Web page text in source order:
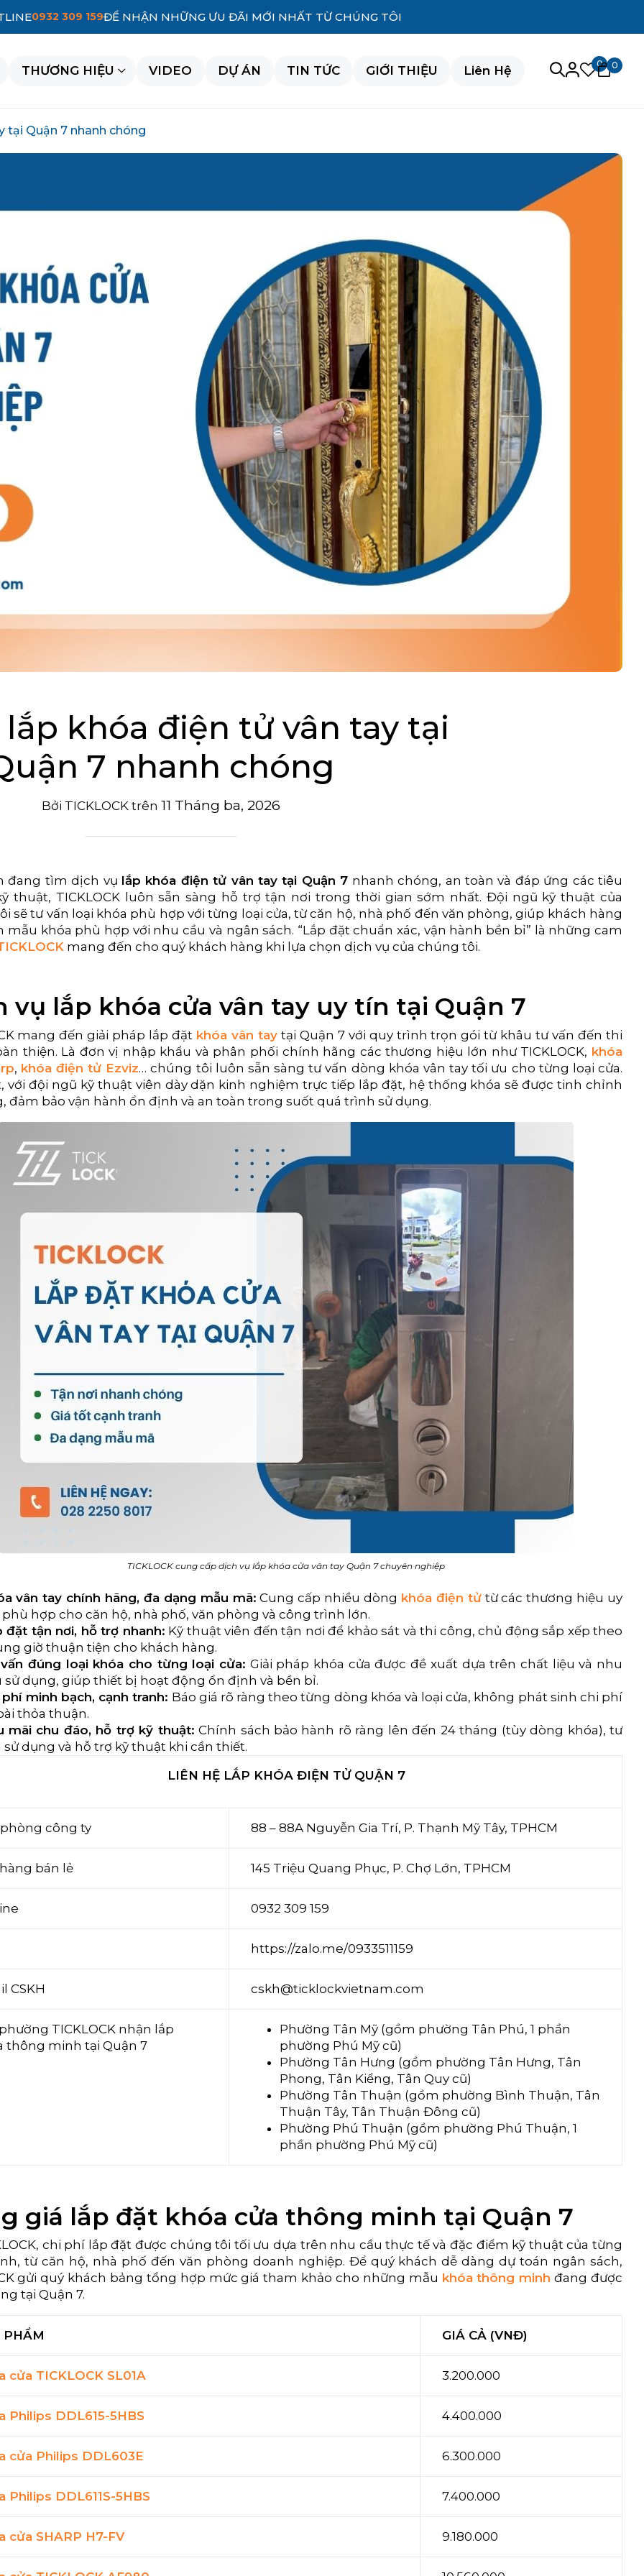
0932 309 159ĐỂ NHẬN NHỮNG ƯU ĐÃI MỚI NHẤT TỪ CHÚNG TÔI
THƯƠNG HIỆU VIDEO DỰ ÁN TIN TỨC GIỚI THIỆU Liên Hệ 0 0
tại Quận 7 nhanh chóng
khóa điện tử vân tay tại
7 nhanh chóng
Bởi TICKLOCK trên 11 Tháng ba, 2026
đang tìm dịch vụ lắp khóa điện tử vân tay tại Quận 7 nhanh chóng, an toàn và đáp ứng các tiêu
thuật, TICKLOCK luôn sẵn sàng hỗ trợ tận nơi trong thời gian sớm nhất. Đội ngũ kỹ thuật của
sẽ tư vấn loại khóa phù hợp với từng loại cửa, từ căn hộ, nhà phố đến văn phòng, giúp khách hàng
mẫu khóa phù hợp với nhu cầu và ngân sách. “Lắp đặt chuẩn xác, vận hành bền bỉ” là những cam
mang đến cho quý khách hàng khi lựa chọn dịch vụ của chúng tôi.
vụ lắp khóa cửa vân tay uy tín tại Quận 7
mang đến giải pháp lắp đặt khóa vân taytại Quận 7 với quy trình trọn gói từ khâu tư vấn đến thi
thiện. Là đơn vị nhập khẩu và phân phối chính hãng các thương hiệu lớn như TICKLOCK, khóa
, khóa điện tử Ezviz… chúng tôi luôn sẵn sàng tư vấn dòng khóa vân tay tối ưu cho từng loại cửa.
với đội ngũ kỹ thuật viên dày dặn kinh nghiệm trực tiếp lắp đặt, hệ thống khóa sẽ được tinh chỉnh
đảm bảo vận hành ổn định và an toàn trong suốt quá trình sử dụng.
TICKLOCK cung cấp dịch vụ lắp khóa cửa vân tay Quận 7 chuyên nghiệp
vân tay chính hãng, đa dạng mẫu mã: Cung cấp nhiều dòng khóa điện tửtừ các thương hiệu uy
hợp cho căn hộ, nhà phố, văn phòng và công trình lớn.
đặt tận nơi, hỗ trợ nhanh: Kỹ thuật viên đến tận nơi để khảo sát và thi công, chủ động sắp xếp theo
giờ thuận tiện cho khách hàng.
đúng loại khóa cho từng loại cửa: Giải pháp khóa cửa được đề xuất dựa trên chất liệu và nhu
sử dụng, giúp thiết bị hoạt động ổn định và bền bỉ.
phí minh bạch, cạnh tranh: Báo giá rõ ràng theo từng dòng khóa và loại cửa, không phát sinh chi phí
thỏa thuận.
mãi chu đáo, hỗ trợ kỹ thuật: Chính sách bảo hành rõ ràng lên đến 24 tháng (tùy dòng khóa), tư
sử dụng và hỗ trợ kỹ thuật khi cần thiết.
LIÊN HỆ LẮP KHÓA ĐIỆN TỬ QUẬN 7
công ty 88 – 88A Nguyễn Gia Trí, P. Thạnh Mỹ Tây, TPHCM
bán lẻ 145 Triệu Quang Phục, P. Chợ Lớn, TPHCM
0932 309 159
https://zalo.me/0933511159
CSKH cskh@ticklockvietnam.com
TICKLOCK nhận lắp
thông minh tại Quận 7
Phường Tân Mỹ (gồm phường Tân Phú, 1 phần
phường Phú Mỹ cũ)
Phường Tân Hưng (gồm phường Tân Hưng, Tân
Phong, Tân Kiểng, Tân Quy cũ)
Phường Tân Thuận (gồm phường Bình Thuận, Tân
Thuận Tây, Tân Thuận Đông cũ)
Phường Phú Thuận (gồm phường Phú Thuận, 1
phần phường Phú Mỹ cũ)
giá lắp đặt khóa cửa thông minh tại Quận 7
chi phí lắp đặt được chúng tôi tối ưu dựa trên nhu cầu thực tế và đặc điểm kỹ thuật của từng
từ căn hộ, nhà phố đến văn phòng doanh nghiệp. Để quý khách dễ dàng dự toán ngân sách,
gửi quý khách bảng tổng hợp mức giá tham khảo cho những mẫu khóa thông minh đang được
tại Quận 7.
PHẨM GIÁ CẢ (VNĐ)
cửa TICKLOCK SL01A 3.200.000
Philips DDL615-5HBS 4.400.000
cửa Philips DDL603E 6.300.000
Philips DDL611S-5HBS 7.400.000
cửa SHARP H7-FV 9.180.000